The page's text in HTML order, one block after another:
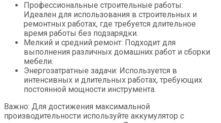
Профессиональные строительные работы:
Идеален для использования в строительных и
ремонтных работах, где требуется длительное
время работы без подзарядки.
Мелкий и средний ремонт: Подходит для
выполнения различных домашних работ и сборки
мебели.
Энергозатратные задачи: Используется в
интенсивных и длительных работах, требующих
постоянной мощности инструмента.
Важно: Для достижения максимальной
производительности используйте аккумулятор с